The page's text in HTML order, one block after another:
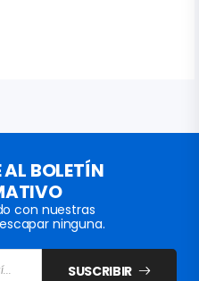
AL BOLETÍN
con nuestras
ninguna.
SUSCRIBIR